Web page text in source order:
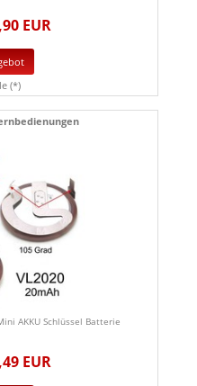
EUR
(*)
AKKU Schlüssel Batterie
EUR